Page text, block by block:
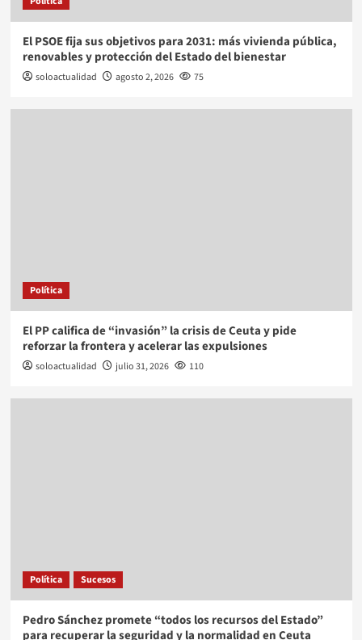
El PSOE fija sus objetivos para 2031: más vivienda pública,
renovables y protección del Estado del bienestar
soloactualidad agosto 2, 2026 75
Política
El PP califica de “invasión” la crisis de Ceuta y pide
reforzar la frontera y acelerar las expulsiones
soloactualidad julio 31, 2026 110
Política Sucesos
Pedro Sánchez promete “todos los recursos del Estado”
para recuperar la seguridad y la normalidad en Ceuta